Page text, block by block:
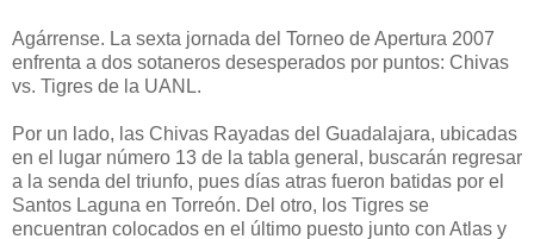
Agárrense. La sexta jornada del Torneo de Apertura 2007
enfrenta a dos sotaneros desesperados por puntos: Chivas
vs. Tigres de la UANL.
Por un lado, las Chivas Rayadas del Guadalajara, ubicadas
en el lugar número 13 de la tabla general, buscarán regresar
a la senda del triunfo, pues días atras fueron batidas por el
Santos Laguna en Torreón. Del otro, los Tigres se
encuentran colocados en el último puesto junto con Atlas y